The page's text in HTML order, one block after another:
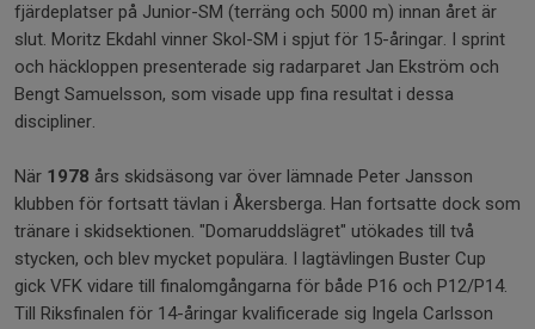
fjärdeplatser på Junior-SM (terräng och 5000 m) innan året är
slut. Moritz Ekdahl vinner Skol-SM i spjut för 15-åringar. I sprint
och häckloppen presenterade sig radarparet Jan Ekström och
Bengt Samuelsson, som visade upp fina resultat i dessa
discipliner.
När 1978 års skidsäsong var över lämnade Peter Jansson
klubben för fortsatt tävlan i Åkersberga. Han fortsatte dock som
tränare i skidsektionen. "Domaruddslägret" utökades till två
stycken, och blev mycket populära. I lagtävlingen Buster Cup
gick VFK vidare till finalomgångarna för både P16 och P12/P14.
Till Riksfinalen för 14-åringar kvalificerade sig Ingela Carlsson